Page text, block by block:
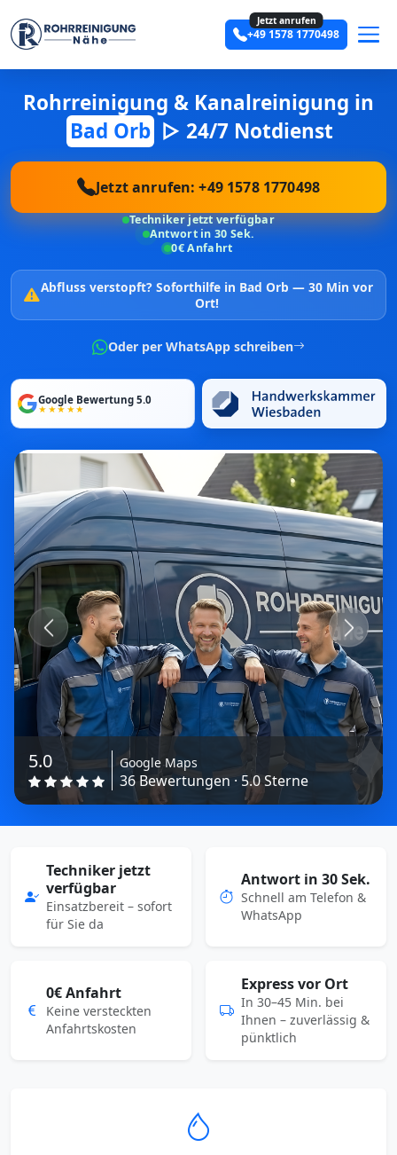
Jetzt anrufen
+49 1578 1770498
Rohrreinigung & Kanalreinigung in
Bad Orb ▷ 24/7 Notdienst
Jetzt anrufen: +49 1578 1770498
Techniker jetzt verfügbar
Antwort in 30 Sek.
0€ Anfahrt
Abfluss verstopft?Soforthilfe in Bad Orb — 30 Min vor
Ort!
Oder per WhatsApp schreiben
Google Bewertung 5.0
★★★★★
5.0 Google Maps
36 Bewertungen · 5.0 Sterne
Previous Next
Techniker jetzt
verfügbar
Einsatzbereit – sofort
für Sie da
Antwort in 30 Sek.
Schnell am Telefon &
WhatsApp
0€ Anfahrt
Keine versteckten
Anfahrtskosten
Express vor Ort
In 30–45 Min. bei
Ihnen – zuverlässig &
pünktlich